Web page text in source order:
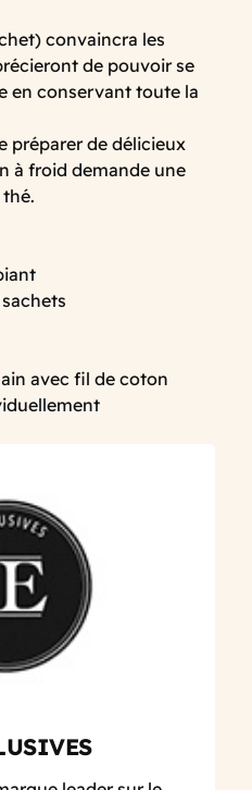
convaincra les
de pouvoir se
en conservant toute la
préparer de délicieux
à froid demande une
avec fil de coton